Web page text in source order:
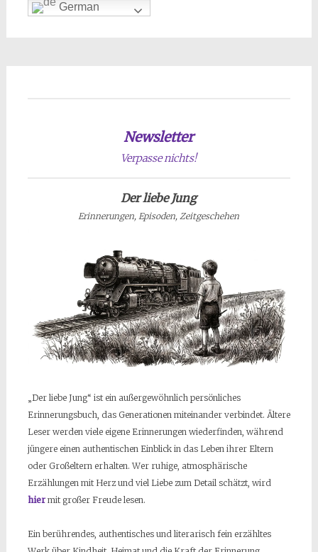
German
Newsletter
Verpasse nichts!
Der liebe Jung
Erinnerungen, Episoden, Zeitgeschehen
„Der liebe Jung“ ist ein außergewöhnlich persönliches
Erinnerungsbuch, das Generationen miteinander verbindet. Ältere
Leser werden viele eigene Erinnerungen wiederfinden, während
jüngere einen authentischen Einblick in das Leben ihrer Eltern
oder Großeltern erhalten. Wer ruhige, atmosphärische
Erzählungen mit Herz und viel Liebe zum Detail schätzt, wird
hiermit großer Freude lesen.
Ein berührendes, authentisches und literarisch fein erzähltes